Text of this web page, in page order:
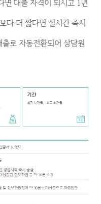
면 대출 자격이 되시고 1년
다 더 짧다면 실시간 즉시
로 자동전환되어 상담원